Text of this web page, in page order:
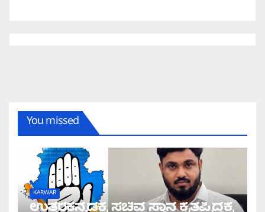
You missed
KARWAR